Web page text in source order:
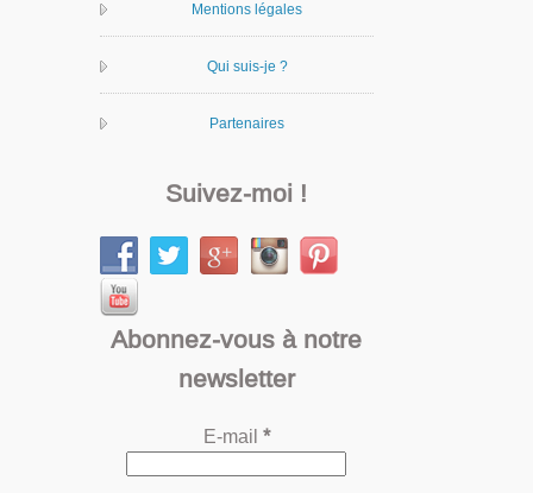
Mentions légales
Qui suis-je ?
Partenaires
Suivez-moi !
Abonnez-vous à notre
newsletter
E-mail *